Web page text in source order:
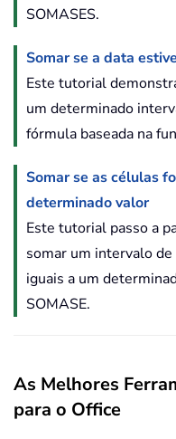
SOMASES.
Somar se a data
Este tutorial
um determinado
fórmula baseada na
Somar se as células
determinado valor
Este tutorial passo a
somar um intervalo
iguais a um
SOMASE.
As Melhores
para o Office